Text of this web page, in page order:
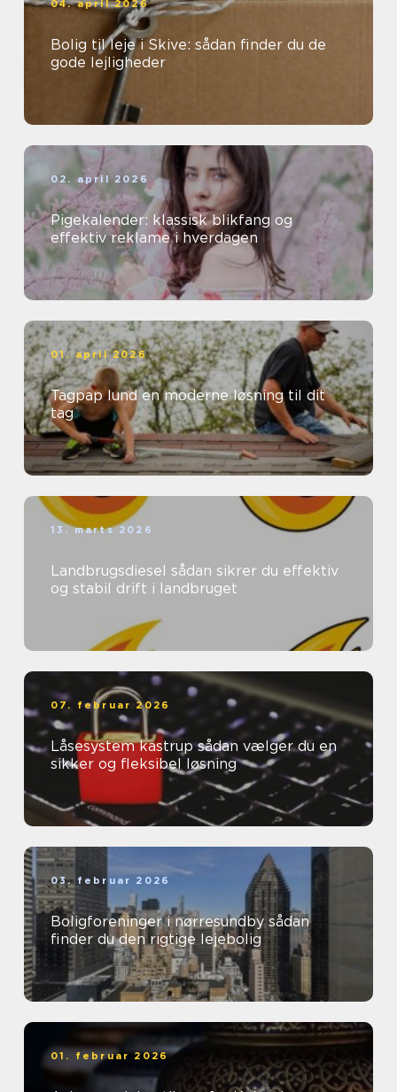
04. april 2026
Bolig til leje i Skive: sådan finder du de
gode lejligheder
02. april 2026
Pigekalender: klassisk blikfang og
effektiv reklame i hverdagen
01. april 2026
Tagpap lund en moderne løsning til dit
tag
13. marts 2026
Landbrugsdiesel sådan sikrer du effektiv
og stabil drift i landbruget
07. februar 2026
Låsesystem kastrup sådan vælger du en
sikker og fleksibel løsning
03. februar 2026
Boligforeninger i nørresundby sådan
finder du den rigtige lejebolig
01. februar 2026